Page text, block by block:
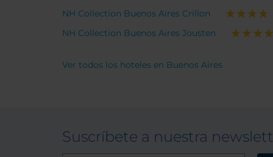
NH Collection Buenos Aires Crillon
NH Collection Buenos Aires Jousten
Ver todos los hoteles en Buenos Aires
Suscríbete a nuestra